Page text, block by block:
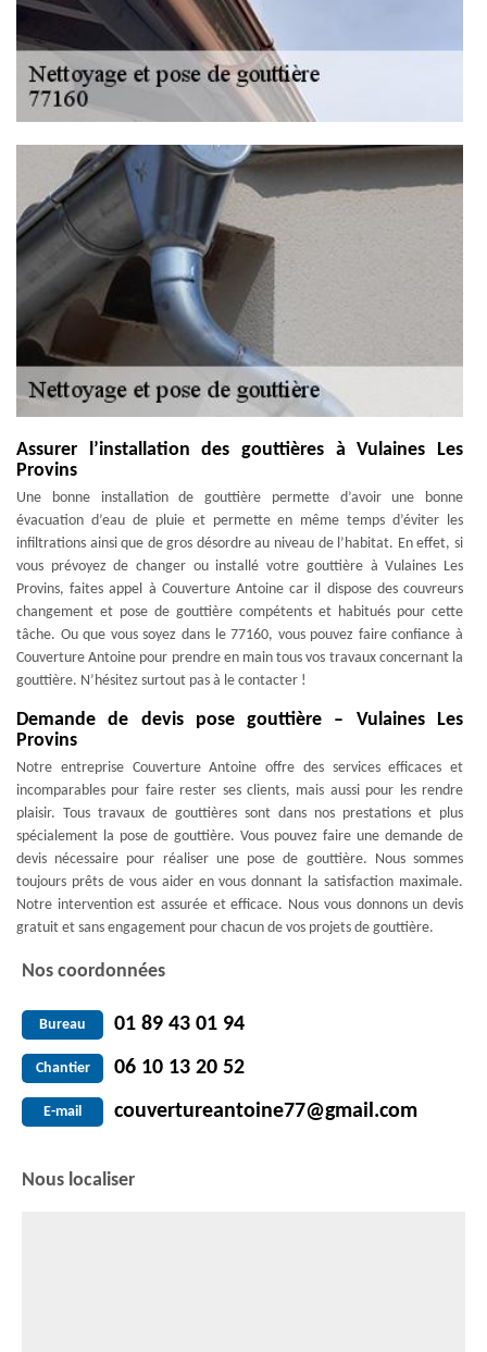
Assurer l’installation des gouttières à Vulaines Les
Provins
Une bonne installation de gouttière permette d’avoir une bonne
évacuation d’eau de pluie et permette en même temps d’éviter les
infiltrations ainsi que de gros désordre au niveau de l’habitat. En effet, si
vous prévoyez de changer ou installé votre gouttière à Vulaines Les
Provins, faites appel à Couverture Antoine car il dispose des couvreurs
changement et pose de gouttière compétents et habitués pour cette
tâche. Ou que vous soyez dans le 77160, vous pouvez faire confiance à
Couverture Antoine pour prendre en main tous vos travaux concernant la
gouttière. N’hésitez surtout pas à le contacter !
Demande de devis pose gouttière – Vulaines Les
Provins
Notre entreprise Couverture Antoine offre des services efficaces et
incomparables pour faire rester ses clients, mais aussi pour les rendre
plaisir. Tous travaux de gouttières sont dans nos prestations et plus
spécialement la pose de gouttière. Vous pouvez faire une demande de
devis nécessaire pour réaliser une pose de gouttière. Nous sommes
toujours prêts de vous aider en vous donnant la satisfaction maximale.
Notre intervention est assurée et efficace. Nous vous donnons un devis
gratuit et sans engagement pour chacun de vos projets de gouttière.
Nos coordonnées
Bureau 01 89 43 01 94
Chantier 06 10 13 20 52
E-mail couvertureantoine77@gmail.com
Nous localiser